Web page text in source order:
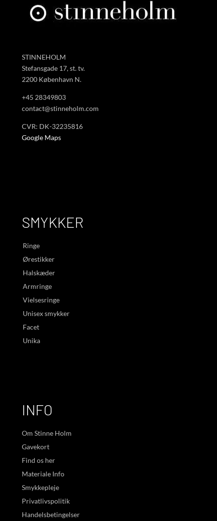
STINNEHOLM
Stefansgade 17, st. tv.
2200 København N.
+45 28349803
contact@stinneholm.com
CVR: DK-32235816
Google Maps
SMYKKER
Ringe
Ørestikker
Halskæder
Armringe
Vielsesringe
Unisex smykker
Facet
Unika
INFO
Om Stinne Holm
Gavekort
Find os her
Materiale Info
Smykkepleje
Privatlivspolitik
Handelsbetingelser